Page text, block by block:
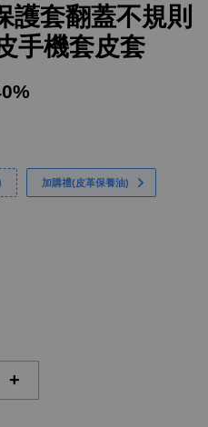
護套翻蓋不規則
手機套皮套
加購禮(皮革保養油)
+